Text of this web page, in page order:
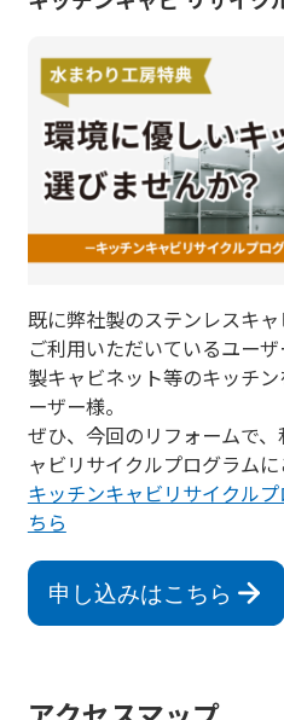
既に弊社製のステンレスキ
ご利用いただいているユー
製キャビネット等のキッチ
ーザー様。
ぜひ、今回のリフォームで
ャビリサイクルプログラムに
キッチンキャビリサイクル
ちら
申し込みはこちら